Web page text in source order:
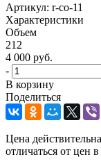
Артикул: r-co-11
Характеристики
Объем
212
4 000 руб.
-
В корзину
Поделиться
Цена
отличаться от цен